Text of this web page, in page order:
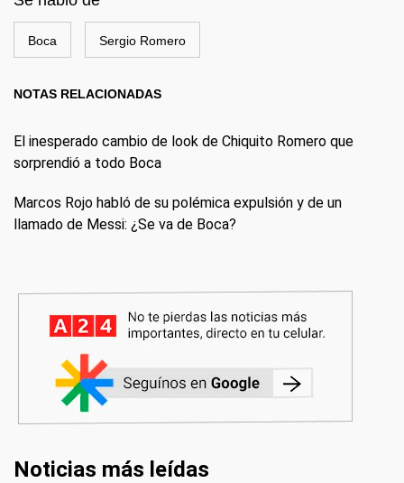
Boca Sergio Romero
NOTAS RELACIONADAS
El inesperado cambio de look de Chiquito Romero que
sorprendió a todo Boca
Marcos Rojo habló de su polémica expulsión y de un
llamado de Messi: ¿Se va de Boca?
Noticias más leídas